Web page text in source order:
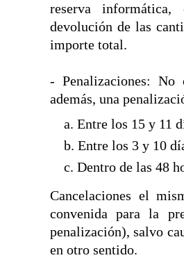
reserva
devolución de las
importe total.
- Penalizaciones: No
además, una
a. Entre los 15 y 11
b. Entre los 3 y 10
c. Dentro de las 48
Cancelaciones el
convenida para la
penalización), salvo
en otro sentido.